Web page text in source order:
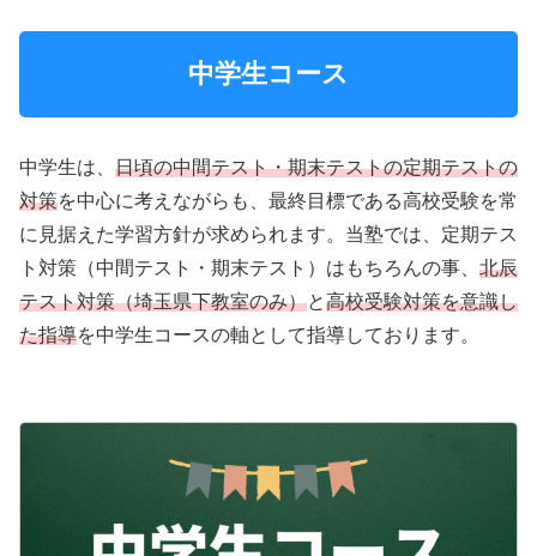
中学生コース
中学生は、 日頃の中間テスト・期末テストの定期テストの
対策を中心に考えながらも、最終目標である高校受験を常
に見据えた学習方針が求められます。当塾では、定期テス
ト対策（中間テスト・期末テスト）はもちろんの事、 北辰
テスト対策（埼玉県下教室のみ）と高校受験対策を意識し
た指導を中学生コースの軸として指導しております。